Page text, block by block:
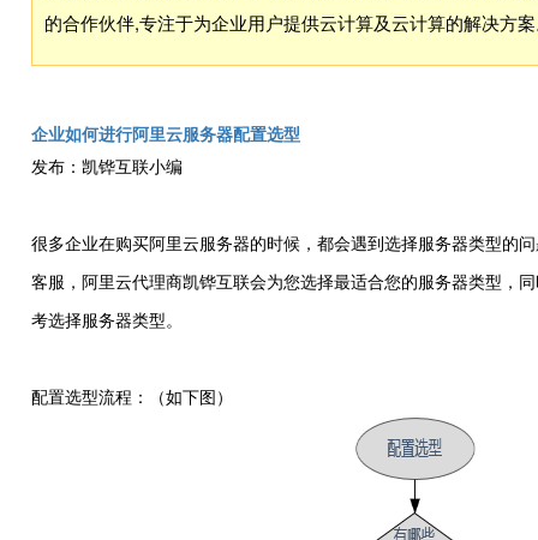
的合作伙伴,专注于为企业用户提供云计算及云计算的解决方
企业如何进行阿里云服务器配置选型
发布：凯铧互联小编
很多企业在购买阿里云服务器的时候，都会遇到选择服务器类型的
客服，阿里云代理商凯铧互联会为您选择最适合您的服务器类型，
考选择服务器类型。
配置选型流程：（如下图）